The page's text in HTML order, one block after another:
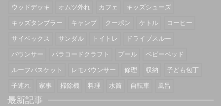
ウッドデッキ
オムツ外れ カフェ
キッズシューズ
キッズタンブラー
キャンプ クーポン ケトル
コーヒー
サイベックス
サンダル トイトレ
ドライブスルー
バウンサー
パラコードクラフト プール
ベビーベッド
ルーフバスケット
レモバウンサー 修理 収納
子ども包丁
子連れ
家事 掃除機 料理 水筒 自転車 風呂
最新記事